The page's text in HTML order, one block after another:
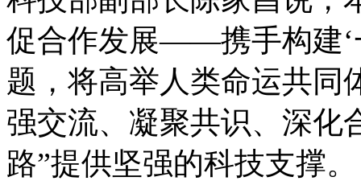
促合作发展——携手构建‘
题，将高举人类命运共同
强交流、凝聚共识、深化
路”提供坚强的科技支撑。